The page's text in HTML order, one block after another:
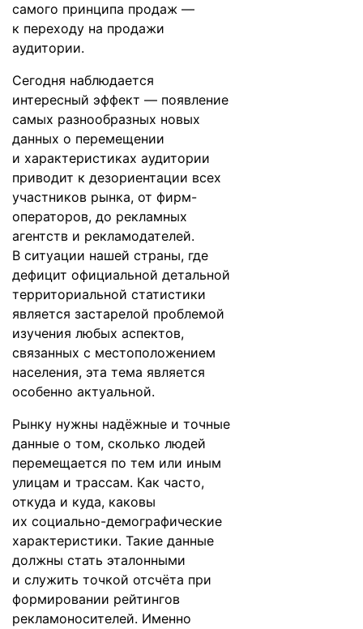
самого принципа продаж —
к переходу на продажи
аудитории.
Сегодня наблюдается
интересный эффект — появление
самых разнообразных новых
данных о перемещении
и характеристиках аудитории
приводит к дезориентации всех
участников рынка, от фирм-
операторов, до рекламных
агентств и рекламодателей.
В ситуации нашей страны, где
дефицит официальной детальной
территориальной статистики
является застарелой проблемой
изучения любых аспектов,
связанных с местоположением
населения, эта тема является
особенно актуальной.
Рынку нужны надёжные и точные
данные о том, сколько людей
перемещается по тем или иным
улицам и трассам. Как часто,
откуда и куда, каковы
их социально-демографические
характеристики. Такие данные
должны стать эталонными
и служить точкой отсчёта при
формировании рейтингов
рекламоносителей. Именно